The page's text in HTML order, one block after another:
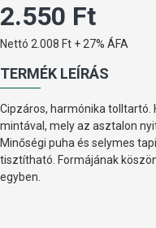
2.550 Ft
Nettó 2.008 Ft + 27% ÁFA
TERMÉK LEÍRÁS
Cipzáros, harmónika
mintával, mely az asztalon
Minőségi puha és selymes
tisztítható. Formájának
egyben.